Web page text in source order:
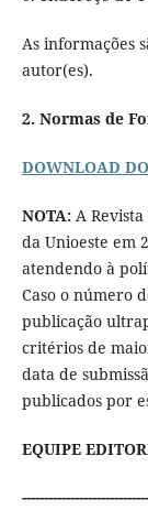
As informações
autor(es).
2. Normas de
DOWNLOAD
NOTA:A
da Unioeste em
atendendo à
Caso o número
publicação
critérios de
data de
publicados por
EQUIPE